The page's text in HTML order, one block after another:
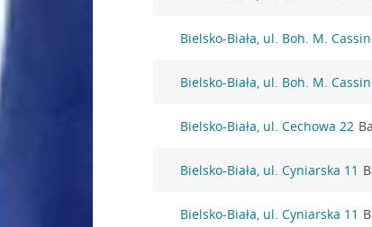
Bielsko-Biała, ul. Boh. M.
Bielsko-Biała, ul. Boh. M.
Bielsko-Biała, ul. Cechowa 22
Bielsko-Biała, ul. Cyniarska 11
Bielsko-Biała, ul. Cyniarska 11